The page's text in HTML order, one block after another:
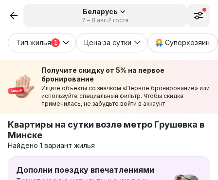
Беларусь
7 – 8 авг. 2 гостя
Тип жилья 1 Цена за сутки Суперхозяин
Получите скидку от 5% на первое
бронирование
Ищите объекты со значком «Первое бронирование» или
используйте специальный фильтр. Чтобы скидка
применилась, не забудьте войти в аккаунт
Квартиры на сутки возле метро Грушевка в
Минске
Найдено 1 вариант жилья
Дополни поездку впечатлениями